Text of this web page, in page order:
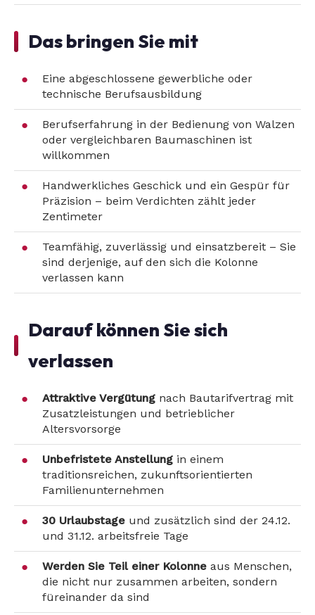
Das bringen Sie mit
Eine abgeschlossene gewerbliche oder
technische Berufsausbildung
Berufserfahrung in der Bedienung von Walzen
oder vergleichbaren Baumaschinen ist
willkommen
Handwerkliches Geschick und ein Gespür für
Präzision – beim Verdichten zählt jeder
Zentimeter
Teamfähig, zuverlässig und einsatzbereit – Sie
sind derjenige, auf den sich die Kolonne
verlassen kann
Darauf können Sie sich
verlassen
Attraktive Vergütung nach Bautarifvertrag mit
Zusatzleistungen und betrieblicher
Altersvorsorge
Unbefristete Anstellung in einem
traditionsreichen, zukunftsorientierten
Familienunternehmen
30 Urlaubstage und zusätzlich sind der 24.12.
und 31.12. arbeitsfreie Tage
Werden Sie Teil einer Kolonne aus Menschen,
die nicht nur zusammen arbeiten, sondern
füreinander da sind